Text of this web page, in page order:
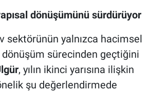
dönüşümünü sürdürüyor
sektörünün yalnızca hacimsel
dönüşüm sürecinden geçtiğini
, yılın ikinci yarısına ilişkin
şu değerlendirmede